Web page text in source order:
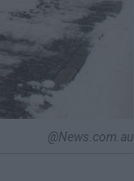
@News.com.au